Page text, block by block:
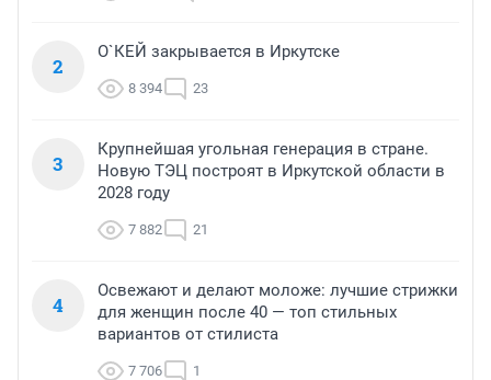
2
О`КЕЙ закрывается в Иркутске
8 394 23
3
Крупнейшая угольная генерация в стране.
Новую ТЭЦ построят в Иркутской области в
2028 году
7 882 21
4
Освежают и делают моложе: лучшие стрижки
для женщин после 40 — топ стильных
вариантов от стилиста
7 706 1